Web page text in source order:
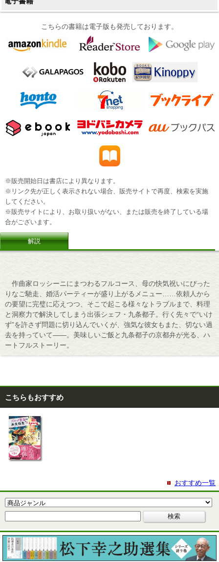
こちらの書籍は電子版も発売しております。
※販売開始日は書店により異なります。
※リンク先が正しく表示されない場合、販売サイトで再度、検索を実施
してください。
※販売サイトにより、お取り扱いがない、または販売を終了している場
合がございます。
解説
作曲家ロッシーニにまつわるフルコース、母の快気祝いにぴった
りなご馳走、婚活パーティーが盛り上がるメニュー……依頼人から
の要望に完璧に応えつつ、そこで起こる様々なトラブルまで、料理
と洞察力で解決してしまう出張シェフ・九条都子。行く先々で“いけ
ず”を許さず問題に切り込んでいくが、強気な彼女もまた、切ない過
去を持っていて――。美味しいご飯と九条都子の京都弁が光る、ハ
ートフルストーリー。
こちらもおすすめ
おすすめ一覧